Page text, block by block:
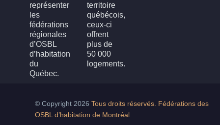
représenter
les
fédérations
régionales
d’OSBL
d’habitation
du
Québec.
territoire
québécois,
ceux-ci
offrent
plus de
50 000
logements.
© Copyright 2026 Tous droits réservés. Fédérations des
OSBL d’habitation de Montréal